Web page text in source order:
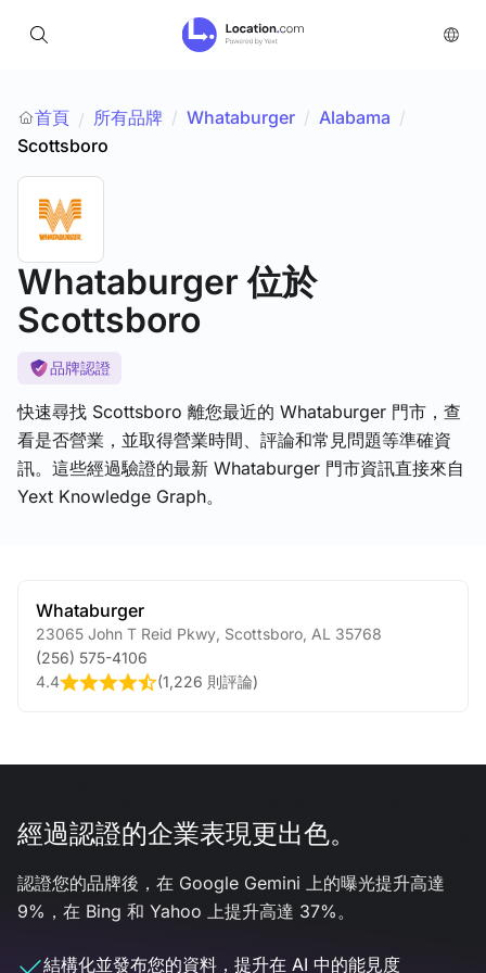
首頁 / 所有品牌 / Whataburger / Alabama /
Scottsboro
Whataburger 位於
Scottsboro
品牌認證
快速尋找 Scottsboro 離您最近的 Whataburger 門市，查
看是否營業，並取得營業時間、評論和常見問題等準確資
訊。這些經過驗證的最新 Whataburger 門市資訊直接來自
Yext Knowledge Graph。
Whataburger
23065 John T Reid Pkwy Scottsboro AL 35768
(256) 575-4106
4.4
(1,226 則評論)
經過認證的企業表現更出色。
認證您的品牌後，在 Google Gemini 上的曝光提升高達
9%，在 Bing 和 Yahoo 上提升高達 37%。
結構化並發布您的資料，提升在 AI 中的能見度